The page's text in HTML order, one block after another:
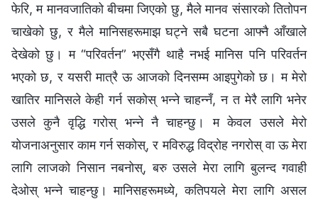
फेरि, म मानवजातिको बीचमा जिएको छु, मैले मानव संसारको तितोपन
चाखेको छु, र मैले मानिसहरूमाझ घट्ने सबै घटना आफ्नै आँखाले
देखेको छु। म “परिवर्तन” भएसँगै थाहै नभई मानिस पनि परिवर्तन
भएको छ, र यसरी मात्रै ऊ आजको दिनसम्म आइपुगेको छ। म मेरो
खातिर मानिसले केही गर्न सकोस् भन्ने चाहन्नँ, न त मेरै लागि भनेर
उसले कुनै वृद्धि गरोस् भन्ने नै चाहन्छु। म केवल उसले मेरो
योजनाअनुसार काम गर्न सकोस्, र मविरुद्ध विद्रोह नगरोस् वा ऊ मेरा
लागि लाजको निसान नबनोस्, बरु उसले मेरा लागि बुलन्द गवाही
देओस् भन्‍ने चाहन्छु। मानिसहरूमध्ये, कतिपयले मेरा लागि असल